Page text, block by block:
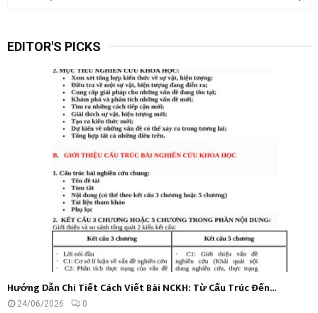
c
EDITOR'S PICKS
Hướng Dẫn Chi Tiết Cách Viết Bài NCKH: Từ Cấu Trúc Đến...
24/06/2026 0